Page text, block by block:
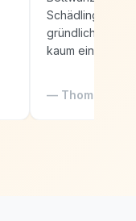
gründlich
kaum
— Thomas R.